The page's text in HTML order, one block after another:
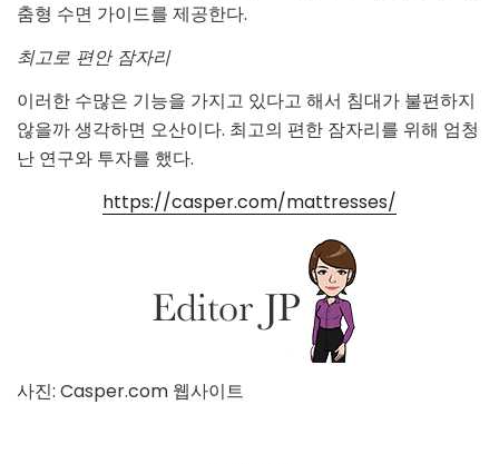
춤형 수면 가이드를 제공한다.
최고로 편안 잠자리
이러한 수많은 기능을 가지고 있다고 해서 침대가 불편하지
않을까 생각하면 오산이다. 최고의 편한 잠자리를 위해 엄청
난 연구와 투자를 했다.
https://casper.com/mattresses/
사진: Casper.com 웹사이트